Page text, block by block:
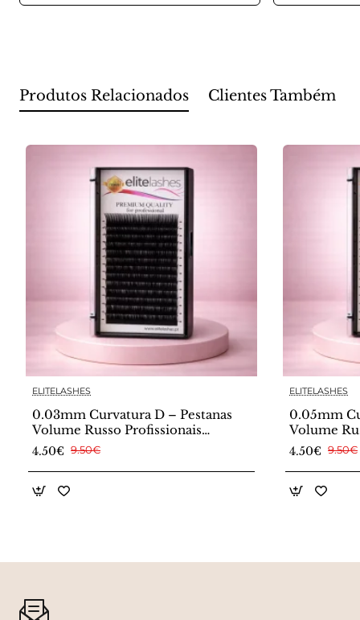
Produtos Relacionados Clientes Também
ELITELASHES
0.03mm Curvatura D – Pestanas
Volume Russo Profissionais
Premium Collection
4.50€ 9.50€
ELITELASHES
0.05mm
Volume
Premium
4.50€ 9.50€